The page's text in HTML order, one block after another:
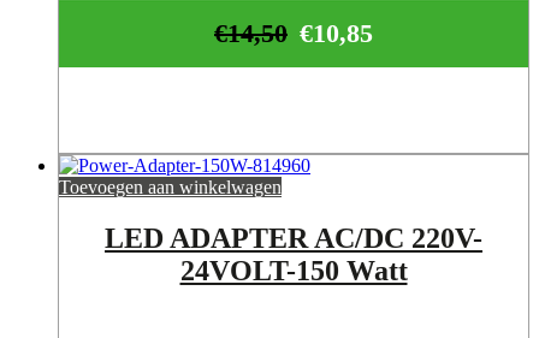
€10,85
€14,50
Toevoegen aan winkelwagen
LED ADAPTER AC/DC 220V-
24VOLT-150 Watt